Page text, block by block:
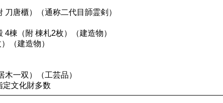
唐櫃）（通称二代目韴霊剣）
棟（附 棟札2枚）（建造物）
（建造物）
一双）（工芸品）
文化財多数